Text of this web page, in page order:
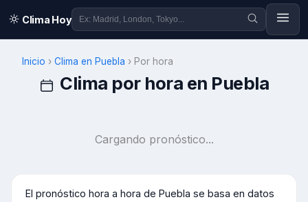
Clima Hoy
Inicio › Clima en Puebla › Por hora
Clima por hora en Puebla
Cargando pronóstico...
El pronóstico hora a hora de Puebla se basa en datos